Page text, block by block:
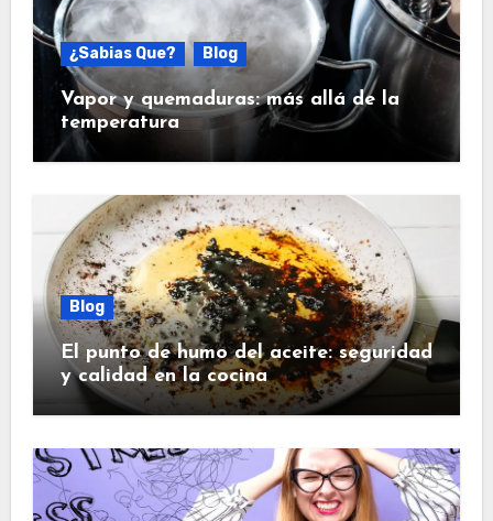
¿Sabias Que? Blog
Vapor y quemaduras: más allá de la
temperatura
Blog
El punto de humo del aceite: seguridad
y calidad en la cocina